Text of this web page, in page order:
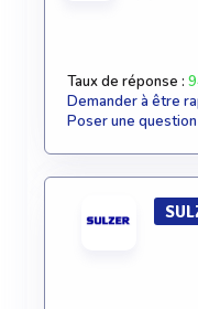
Taux de réponse :
Demander à être
Poser une